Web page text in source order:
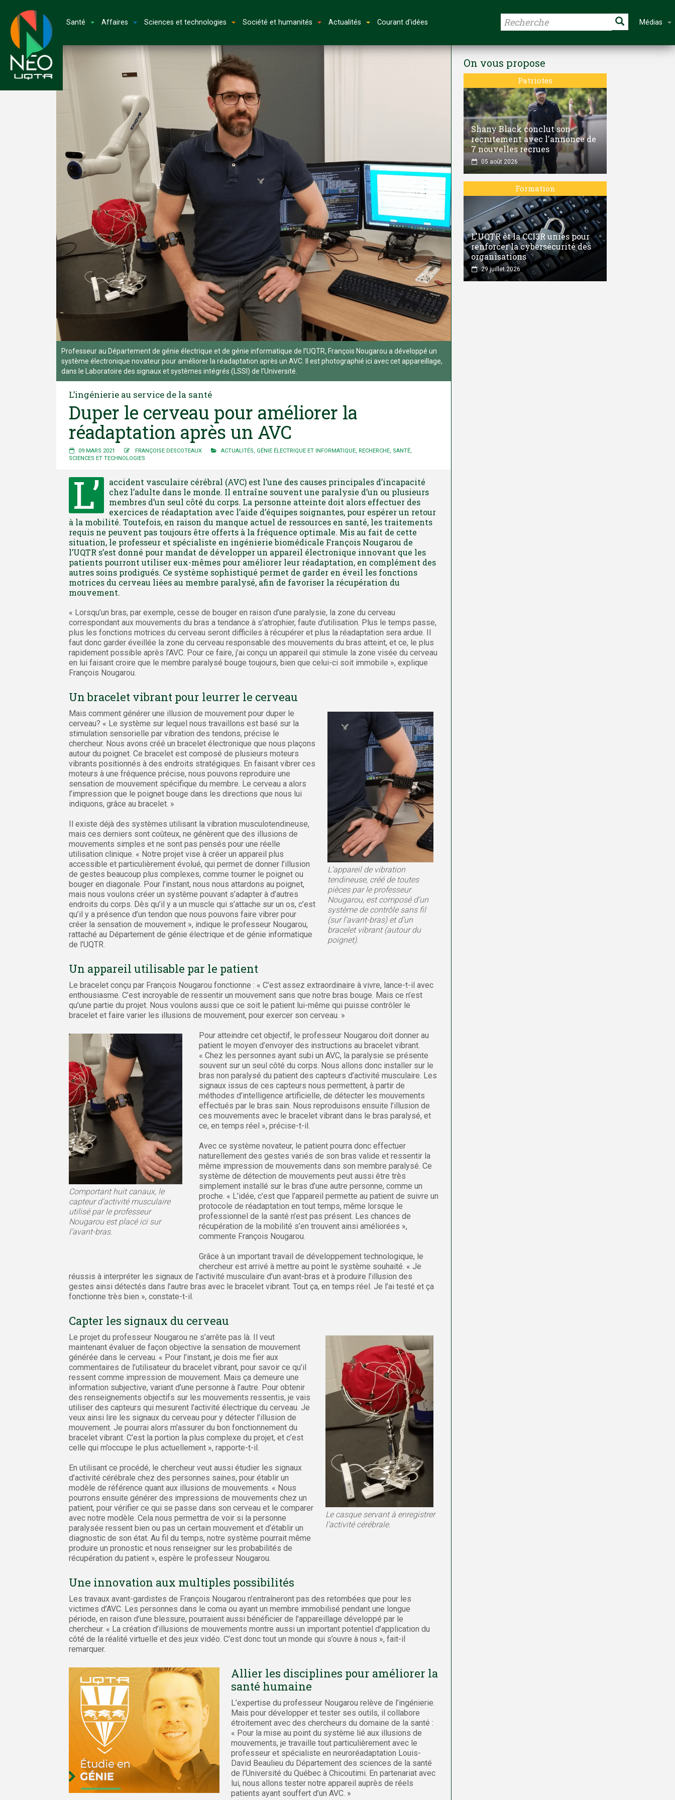
Santé Affaires Sciences et technologies Société et humanités Actualités Courant d'idées Médias
Professeur au Département de génie électrique et de génie informatique de l’UQTR, François Nougarou a développé un
système électronique novateur pour améliorer la réadaptation après un AVC. Il est photographié ici avec cet appareillage,
dans le Laboratoire des signaux et systèmes intégrés (LSSI) de l’Université.
L’ingénierie au service de la santé
Duper le cerveau pour améliorer la
réadaptation après un AVC
09 MARS 2021 FRANÇOISE DESCOTEAUX ACTUALITÉS, GÉNIE ÉLECTRIQUE ET INFORMATIQUE, RECHERCHE, SANTÉ,
SCIENCES ET TECHNOLOGIES
L’
accident vasculaire cérébral (AVC) est l’une des causes principales d’incapacité
chez l’adulte dans le monde. Il entraîne souvent une paralysie d’un ou plusieurs
membres d’un seul côté du corps. La personne atteinte doit alors effectuer des
exercices de réadaptation avec l’aide d’équipes soignantes, pour espérer un retour
à la mobilité. Toutefois, en raison du manque actuel de ressources en santé, les traitements
requis ne peuvent pas toujours être offerts à la fréquence optimale. Mis au fait de cette
situation, le professeur et spécialiste en ingénierie biomédicale François Nougarou de
l’UQTR s’est donné pour mandat de développer un appareil électronique innovant que les
patients pourront utiliser eux-mêmes pour améliorer leur réadaptation, en complément des
autres soins prodigués. Ce système sophistiqué permet de garder en éveil les fonctions
motrices du cerveau liées au membre paralysé, afin de favoriser la récupération du
mouvement.
« Lorsqu’un bras, par exemple, cesse de bouger en raison d’une paralysie, la zone du cerveau
correspondant aux mouvements du bras a tendance à s’atrophier, faute d’utilisation. Plus le temps passe,
plus les fonctions motrices du cerveau seront difficiles à récupérer et plus la réadaptation sera ardue. Il
faut donc garder éveillée la zone du cerveau responsable des mouvements du bras atteint, et ce, le plus
rapidement possible après l’AVC. Pour ce faire, j’ai conçu un appareil qui stimule la zone visée du cerveau
en lui faisant croire que le membre paralysé bouge toujours, bien que celui-ci soit immobile », explique
François Nougarou.
Un bracelet vibrant pour leurrer le cerveau
L’appareil de vibration
tendineuse, créé de toutes
pièces par le professeur
Nougarou, est composé d’un
système de contrôle sans fil
(sur l’avant-bras) et d’un
bracelet vibrant (autour du
poignet).
Mais comment générer une illusion de mouvement pour duper le
cerveau? « Le système sur lequel nous travaillons est basé sur la
stimulation sensorielle par vibration des tendons, précise le
chercheur. Nous avons créé un bracelet électronique que nous plaçons
autour du poignet. Ce bracelet est composé de plusieurs moteurs
vibrants positionnés à des endroits stratégiques. En faisant vibrer ces
moteurs à une fréquence précise, nous pouvons reproduire une
sensation de mouvement spécifique du membre. Le cerveau a alors
l’impression que le poignet bouge dans les directions que nous lui
indiquons, grâce au bracelet. »
Il existe déjà des systèmes utilisant la vibration musculotendineuse,
mais ces derniers sont coûteux, ne génèrent que des illusions de
mouvements simples et ne sont pas pensés pour une réelle
utilisation clinique. « Notre projet vise à créer un appareil plus
accessible et particulièrement évolué, qui permet de donner l’illusion
de gestes beaucoup plus complexes, comme tourner le poignet ou
bouger en diagonale. Pour l’instant, nous nous attardons au poignet,
mais nous voulons créer un système pouvant s’adapter à d’autres
endroits du corps. Dès qu’il y a un muscle qui s’attache sur un os, c’est
qu’il y a présence d’un tendon que nous pouvons faire vibrer pour
créer la sensation de mouvement », indique le professeur Nougarou,
rattaché au Département de génie électrique et de génie informatique
de l’UQTR.
Un appareil utilisable par le patient
Le bracelet conçu par François Nougarou fonctionne : « C’est assez extraordinaire à vivre, lance-t-il avec
enthousiasme. C’est incroyable de ressentir un mouvement sans que notre bras bouge. Mais ce n’est
qu’une partie du projet. Nous voulons aussi que ce soit le patient lui-même qui puisse contrôler le
bracelet et faire varier les illusions de mouvement, pour exercer son cerveau. »
Comportant huit canaux, le
capteur d’activité musculaire
utilisé par le professeur
Nougarou est placé ici sur
l’avant-bras.
Pour atteindre cet objectif, le professeur Nougarou doit donner au
patient le moyen d’envoyer des instructions au bracelet vibrant.
« Chez les personnes ayant subi un AVC, la paralysie se présente
souvent sur un seul côté du corps. Nous allons donc installer sur le
bras non paralysé du patient des capteurs d’activité musculaire. Les
signaux issus de ces capteurs nous permettent, à partir de
méthodes d’intelligence artificielle, de détecter les mouvements
effectués par le bras sain. Nous reproduisons ensuite l’illusion de
ces mouvements avec le bracelet vibrant dans le bras paralysé, et
ce, en temps réel », précise-t-il.
Avec ce système novateur, le patient pourra donc effectuer
naturellement des gestes variés de son bras valide et ressentir la
même impression de mouvements dans son membre paralysé. Ce
système de détection de mouvements peut aussi être très
simplement installé sur le bras d’une autre personne, comme un
proche. « L’idée, c’est que l’appareil permette au patient de suivre un
protocole de réadaptation en tout temps, même lorsque le
professionnel de la santé n’est pas présent. Les chances de
récupération de la mobilité s’en trouvent ainsi améliorées »,
commente François Nougarou.
Grâce à un important travail de développement technologique, le
chercheur est arrivé à mettre au point le système souhaité. « Je
réussis à interpréter les signaux de l’activité musculaire d’un avant-bras et à produire l’illusion des
gestes ainsi détectés dans l’autre bras avec le bracelet vibrant. Tout ça, en temps réel. Je l’ai testé et ça
fonctionne très bien », constate-t-il.
Capter les signaux du cerveau
Le casque servant à enregistrer
l’activité cérébrale.
Le projet du professeur Nougarou ne s’arrête pas là. Il veut
maintenant évaluer de façon objective la sensation de mouvement
générée dans le cerveau. « Pour l’instant, je dois me fier aux
commentaires de l’utilisateur du bracelet vibrant, pour savoir ce qu’il
ressent comme impression de mouvement. Mais ça demeure une
information subjective, variant d’une personne à l’autre. Pour obtenir
des renseignements objectifs sur les mouvements ressentis, je vais
utiliser des capteurs qui mesurent l’activité électrique du cerveau. Je
veux ainsi lire les signaux du cerveau pour y détecter l’illusion de
mouvement. Je pourrai alors m’assurer du bon fonctionnement du
bracelet vibrant. C’est la portion la plus complexe du projet, et c’est
celle qui m’occupe le plus actuellement », rapporte-t-il.
En utilisant ce procédé, le chercheur veut aussi étudier les signaux
d’activité cérébrale chez des personnes saines, pour établir un
modèle de référence quant aux illusions de mouvements. « Nous
pourrons ensuite générer des impressions de mouvements chez un
patient, pour vérifier ce qui se passe dans son cerveau et le comparer
avec notre modèle. Cela nous permettra de voir si la personne
paralysée ressent bien ou pas un certain mouvement et d’établir un
diagnostic de son état. Au fil du temps, notre système pourrait même
produire un pronostic et nous renseigner sur les probabilités de
récupération du patient », espère le professeur Nougarou.
Une innovation aux multiples possibilités
Les travaux avant-gardistes de François Nougarou n’entraîneront pas des retombées que pour les
victimes d’AVC. Les personnes dans le coma ou ayant un membre immobilisé pendant une longue
période, en raison d’une blessure, pourraient aussi bénéficier de l’appareillage développé par le
chercheur. « La création d’illusions de mouvements montre aussi un important potentiel d’application du
côté de la réalité virtuelle et des jeux vidéo. C’est donc tout un monde qui s’ouvre à nous », fait-il
remarquer.
Allier les disciplines pour améliorer la
santé humaine
L’expertise du professeur Nougarou relève de l’ingénierie.
Mais pour développer et tester ses outils, il collabore
étroitement avec des chercheurs du domaine de la santé :
« Pour la mise au point du système lié aux illusions de
mouvements, je travaille tout particulièrement avec le
professeur et spécialiste en neuroréadaptation Louis-
David Beaulieu du Département des sciences de la santé
de l’Université du Québec à Chicoutimi. En partenariat avec
lui, nous allons tester notre appareil auprès de réels
patients ayant souffert d’un AVC. »
On vous propose
Patriotes
Shany Black conclut son
recrutement avec l'annonce de
7 nouvelles recrues
05 août 2026
Formation
L'UQTR et la CCI3R unies pour
renforcer la cybersécurité des
organisations
29 juillet 2026